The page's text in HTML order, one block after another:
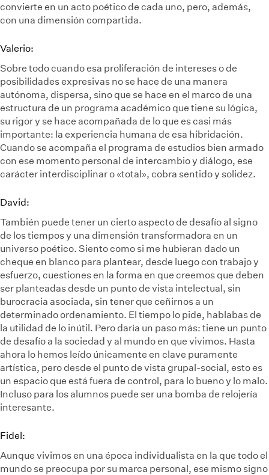
convierte en un acto poético de cada uno, pero, además,
con una dimensión compartida.
Valerio:
Sobre todo cuando esa proliferación de intereses o de
posibilidades expresivas no se hace de una manera
autónoma, dispersa, sino que se hace en el marco de una
estructura de un programa académico que tiene su lógica,
su rigor y se hace acompañada de lo que es casi más
importante: la experiencia humana de esa hibridación.
Cuando se acompaña el programa de estudios bien armado
con ese momento personal de intercambio y diálogo, ese
carácter interdisciplinar o «total», cobra sentido y solidez.
David:
También puede tener un cierto aspecto de desafío al signo
de los tiempos y una dimensión transformadora en un
universo poético. Siento como si me hubieran dado un
cheque en blanco para plantear, desde luego con trabajo y
esfuerzo, cuestiones en la forma en que creemos que deben
ser planteadas desde un punto de vista intelectual, sin
burocracia asociada, sin tener que ceñirnos a un
determinado ordenamiento. El tiempo lo pide, hablabas de
la utilidad de lo inútil. Pero daría un paso más: tiene un punto
de desafío a la sociedad y al mundo en que vivimos. Hasta
ahora lo hemos leído únicamente en clave puramente
artística, pero desde el punto de vista grupal-social, esto es
un espacio que está fuera de control, para lo bueno y lo malo.
Incluso para los alumnos puede ser una bomba de relojería
interesante.
Fidel:
Aunque vivimos en una época individualista en la que todo el
mundo se preocupa por su marca personal, ese mismo signo